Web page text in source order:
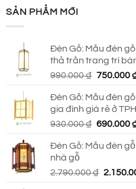
SẢN PHẨM MỚI
Đèn Gỗ: Mẫu đèn
thả trần trang trí
990.000₫ Giá
là:
990.000
750.000
Đèn Gỗ: Mẫu đèn
gia đình giá rẻ ở
930.000₫ Giá
là:
690.000
Đèn Gỗ: Mẫu đèn
nhà gỗ
2.790.000₫ Giá